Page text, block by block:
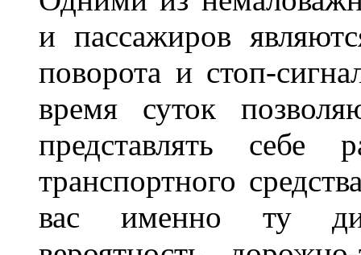
и пассажиров
поворота и стоп-
время суток
представлять
транспортного
вас именно ту